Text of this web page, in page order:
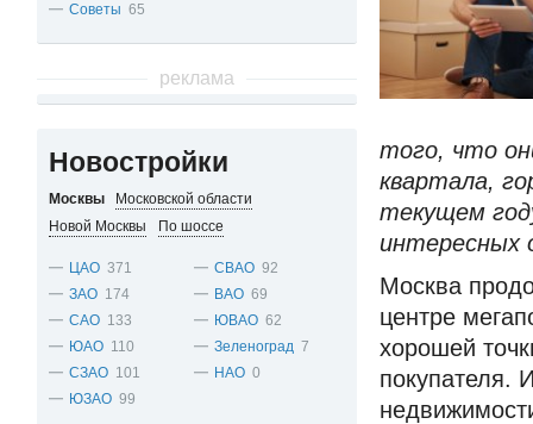
Советы 65
реклама
Новостройки
Москвы
Московской области
Новой Москвы
По шоссе
ЦАО 371
ЗАО 174
САО 133
ЮАО 110
СЗАО 101
ЮЗАО 99
СВАО 92
ВАО 69
ЮВАО 62
Зеленоград 7
НАО 0
того, что
квартала,
текущем
интересных
Москва
центре
хорошей
покупателя.